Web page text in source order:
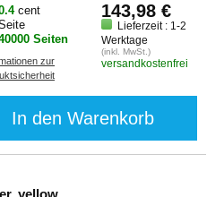
cent
Seiten
zur
143,98 €
Lieferzeit : 1-2
Werktage
(inkl. MwSt.)
versandkostenfrei
In den Warenkorb
yellow